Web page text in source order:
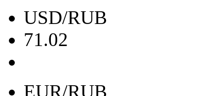
USD/RUB
71.02
EUR/RUB